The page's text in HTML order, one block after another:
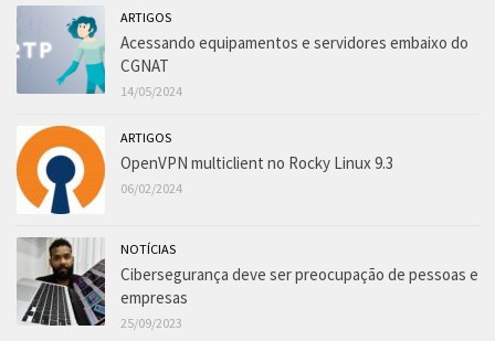
ARTIGOS
Acessando equipamentos e servidores embaixo do
CGNAT
14/05/2024
ARTIGOS
OpenVPN multiclient no Rocky Linux 9.3
06/02/2024
NOTÍCIAS
Cibersegurança deve ser preocupação de pessoas e
empresas
25/09/2023